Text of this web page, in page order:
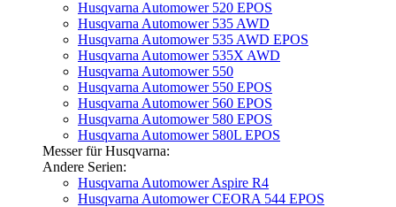
Husqvarna Automower 520 EPOS
Husqvarna Automower 535 AWD
Husqvarna Automower 535 AWD EPOS
Husqvarna Automower 535X AWD
Husqvarna Automower 550
Husqvarna Automower 550 EPOS
Husqvarna Automower 560 EPOS
Husqvarna Automower 580 EPOS
Husqvarna Automower 580L EPOS
Messer für Husqvarna:
Andere Serien:
Husqvarna Automower Aspire R4
Husqvarna Automower CEORA 544 EPOS